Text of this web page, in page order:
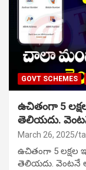
GOVT SCHEMES
ఉచితంగా 5
తెలియదు.
March 26, 2025
ఉచితంగా 5
తెలియదు. వెంటనే